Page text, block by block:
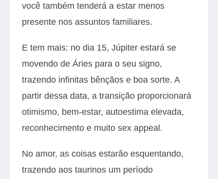
você também tenderá a estar menos
presente nos assuntos familiares.
E tem mais: no dia 15, Júpiter estará se
movendo de Áries para o seu signo,
trazendo infinitas bênçãos e boa sorte. A
partir dessa data, a transição proporcionará
otimismo, bem-estar, autoestima elevada,
reconhecimento e muito sex appeal.
No amor, as coisas estarão esquentando,
trazendo aos taurinos um período